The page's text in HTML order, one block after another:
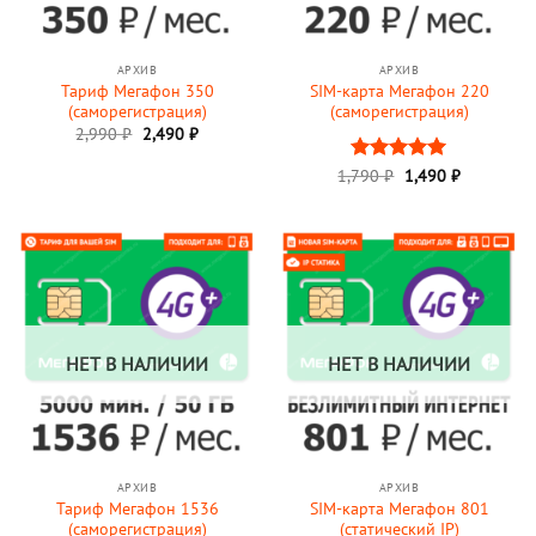
АРХИВ
Тариф Мегафон 350
(саморегистрация)
2,990₽ Первоначальная
цена
2,490 ₽Текущая
АРХИВ
SIM-карта Мегафон 220
(саморегистрация)
Оценка5
1,790₽ Первоначальная
цена
1,490 ₽Текущая
НЕТ В НАЛИЧИИ
АРХИВ
Тариф Мегафон 1536
(саморегистрация)
НЕТ В НАЛИЧИИ
АРХИВ
SIM-карта Мегафон 801
(статический IP)